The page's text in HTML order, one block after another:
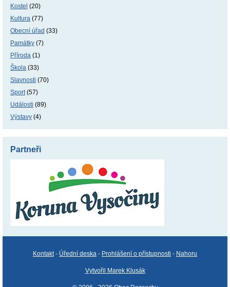
Kostel (20)
Kultura (77)
Obecní úřad (33)
Památky (7)
Příroda (1)
Škola (33)
Slavnosti (70)
Sport(57)
Události (89)
Výstavy (4)
Partneři
Kontakt- Úřední deska - Prohlášení o přístupnosti - Nahoru
Vytvořil Marek Klusák